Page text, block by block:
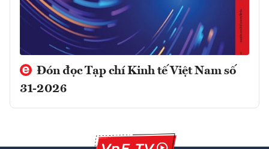
Đón đọc Tạp chí Kinh tế Việt Nam số
31-2026